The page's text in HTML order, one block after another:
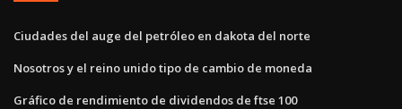
Ciudades del auge del petróleo en dakota del norte
Nosotros y el reino unido tipo de cambio de moneda
Gráfico de rendimiento de dividendos de ftse 100